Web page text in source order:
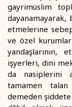
gayrimüslim
dayanamayarak,
etmelerine
ve özel
yandaşlarının,
işyerleri, dini
da nasiplerini
tamamen
demeden şiddete